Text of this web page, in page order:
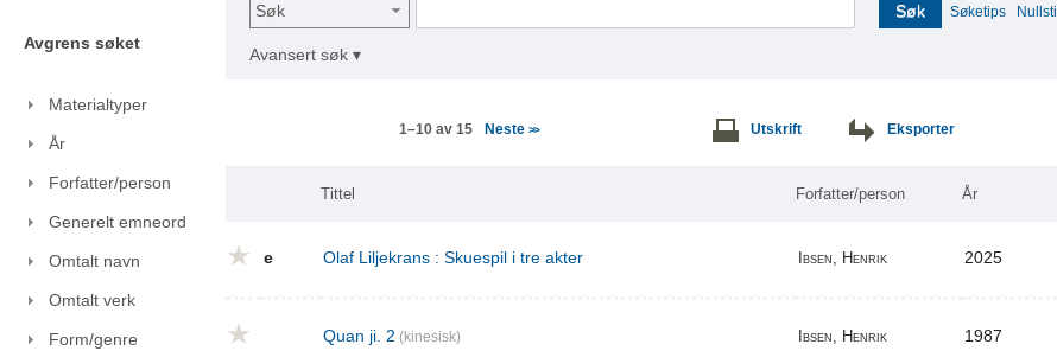
Avgrens søket
Materialtyper
År
Forfatter/person
Generelt emneord
Omtalt navn
Omtalt verk
Form/genre
Søk Søk Søketips Nullstill
Avansert søk ▾
1–10 av 15 Neste>> Utskrift Eksporter
Tittel Forfatter/person År
e Olaf Liljekrans : Skuespil i tre akter Ibsen, Henrik 2025
Quan ji. 2 (kinesisk) Ibsen, Henrik 1987